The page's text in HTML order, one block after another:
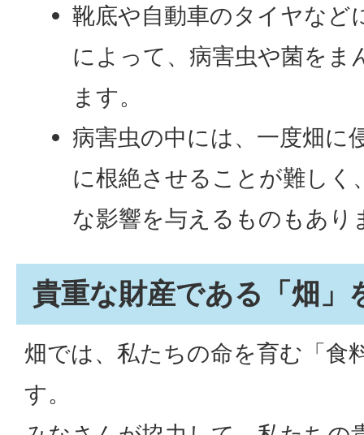
靴底や自動車のタイヤなど
によって、病害虫や菌をま
ます。
病害虫の中には、一度畑に
に根絶させることが難しく
な影響を与えるものもあり
貴重な財産である「畑」
畑では、私たちの命を育む「食
す。